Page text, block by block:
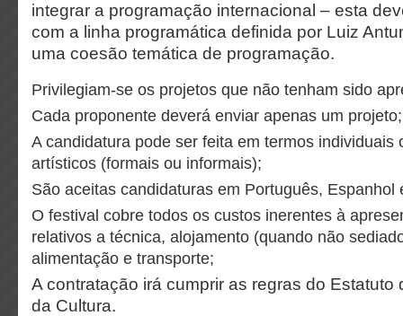
integrar a programação internacional – esta
com a linha programática definida por Luiz
uma coesão temática de programação.
Privilegiam-se os projetos que não tenham sido
Cada proponente deverá enviar apenas um projeto;
A candidatura pode ser feita em termos individuais
artísticos (formais ou informais);
São aceitas candidaturas em Português, Espanhol
O festival cobre todos os custos inerentes à
relativos a técnica, alojamento (quando não
alimentação e transporte;
A contratação irá cumprir as regras do Estatuto
da Cultura.